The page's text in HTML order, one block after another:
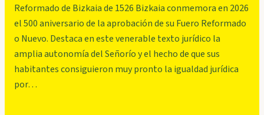
Reformado de Bizkaia de 1526 Bizkaia conmemora en 2026
el 500 aniversario de la aprobación de su Fuero Reformado
o Nuevo. Destaca en este venerable texto jurídico la
amplia autonomía del Señorío y el hecho de que sus
habitantes consiguieron muy pronto la igualdad jurídica
por…